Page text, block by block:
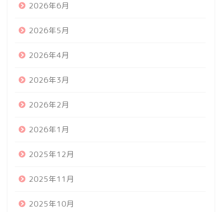
2026年6月
2026年5月
2026年4月
2026年3月
2026年2月
2026年1月
2025年12月
2025年11月
2025年10月